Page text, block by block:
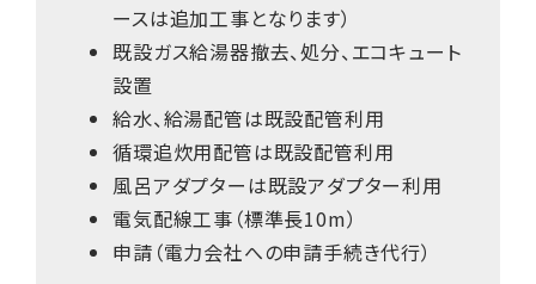
ースは追加工事となります）
既設ガス給湯器撤去、処分、エコキュート
設置
給水、給湯配管は既設配管利用
循環追炊用配管は既設配管利用
風呂アダプターは既設アダプター利用
電気配線工事（標準長10m）
申請（電力会社への申請手続き代行）